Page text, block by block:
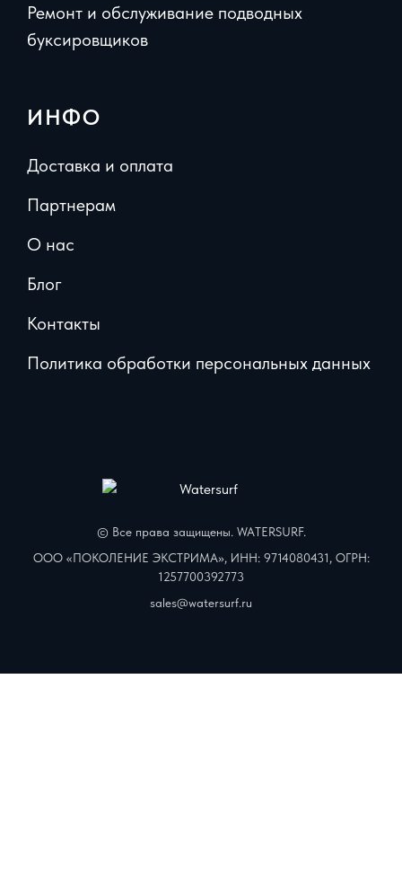
© Все права защищены. WATERSURF.
ООО «ПОКОЛЕНИЕ ЭКСТРИМА», ИНН: 9714080431, ОГРН:
1257700392773
sales@watersurf.ru
Ремонт и обслуживание подводных
буксировщиков
ИНФО
Доставка и оплата
Партнерам
О нас
Блог
Контакты
Политика обработки персональных данных